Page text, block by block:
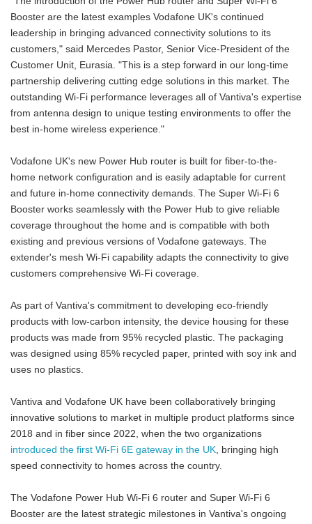
Booster are the latest examples Vodafone UK's continued
leadership in bringing advanced connectivity solutions to its
customers," said Mercedes Pastor, Senior Vice-President of the
Customer Unit, Eurasia. "This is a step forward in our long-time
partnership delivering cutting edge solutions in this market. The
outstanding Wi-Fi performance leverages all of Vantiva's expertise
from antenna design to unique testing environments to offer the
best in-home wireless experience."
Vodafone UK's new Power Hub router is built for fiber-to-the-
home network configuration and is easily adaptable for current
and future in-home connectivity demands. The Super Wi-Fi 6
Booster works seamlessly with the Power Hub to give reliable
coverage throughout the home and is compatible with both
existing and previous versions of Vodafone gateways. The
extender's mesh Wi-Fi capability adapts the connectivity to give
customers comprehensive Wi-Fi coverage.
As part of Vantiva's commitment to developing eco-friendly
products with low-carbon intensity, the device housing for these
products was made from 95% recycled plastic. The packaging
was designed using 85% recycled paper, printed with soy ink and
uses no plastics.
Vantiva and Vodafone UK have been collaboratively bringing
innovative solutions to market in multiple product platforms since
2018 and in fiber since 2022, when the two organizations
introduced the first Wi-Fi 6E gateway in the UK, bringing high
speed connectivity to homes across the country.
The Vodafone Power Hub Wi-Fi 6 router and Super Wi-Fi 6
Booster are the latest strategic milestones in Vantiva's ongoing